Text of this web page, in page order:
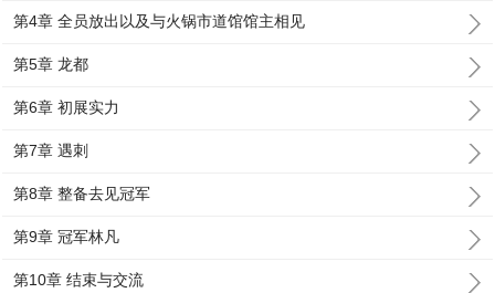
第4章 全员放出以及与火锅市道馆馆主相见
第5章 龙都
第6章 初展实力
第7章 遇刺
第8章 整备去见冠军
第9章 冠军林凡
第10章 结束与交流